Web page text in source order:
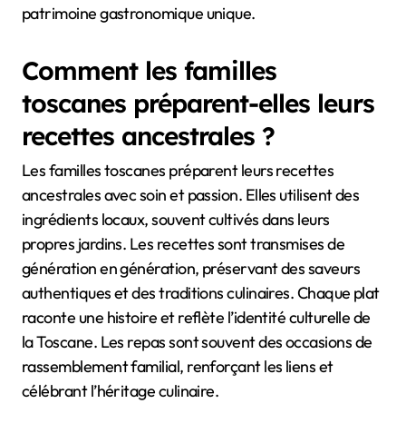
patrimoine gastronomique unique.
Comment les familles
toscanes préparent-elles leurs
recettes ancestrales ?
Les familles toscanes préparent leurs recettes
ancestrales avec soin et passion. Elles utilisent des
ingrédients locaux, souvent cultivés dans leurs
propres jardins. Les recettes sont transmises de
génération en génération, préservant des saveurs
authentiques et des traditions culinaires. Chaque plat
raconte une histoire et reflète l’identité culturelle de
la Toscane. Les repas sont souvent des occasions de
rassemblement familial, renforçant les liens et
célébrant l’héritage culinaire.